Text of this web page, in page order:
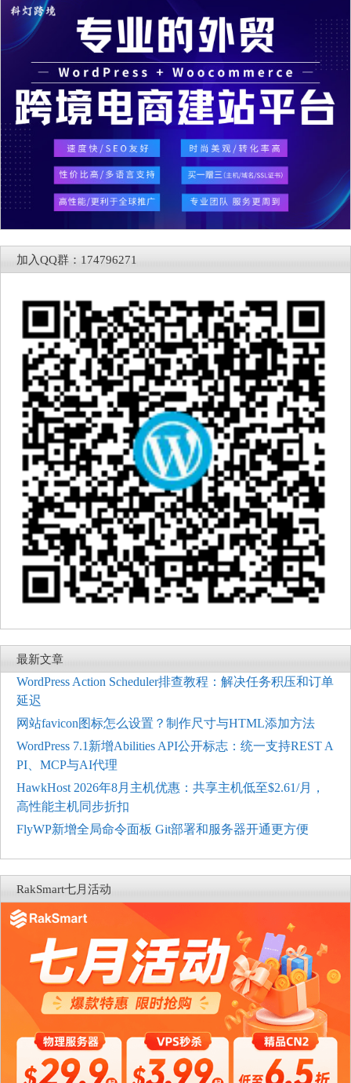
加入QQ群：174796271
最新文章
WordPress Action Scheduler排查教程：解决任务积压和订单
延迟
网站favicon图标怎么设置？制作尺寸与HTML添加方法
WordPress 7.1新增Abilities API公开标志：统一支持REST A
PI、MCP与AI代理
HawkHost 2026年8月主机优惠：共享主机低至$2.61/月，
高性能主机同步折扣
FlyWP新增全局命令面板 Git部署和服务器开通更方便
RakSmart七月活动